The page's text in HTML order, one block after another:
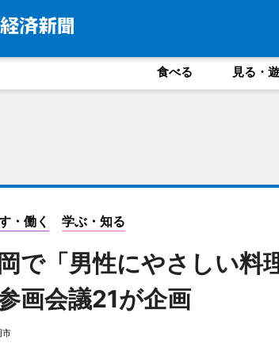
食べる 見る・
・働く 学ぶ・知る
で「男性にやさしい
画会議21が企画
市